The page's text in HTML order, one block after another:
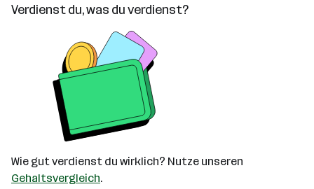
Verdienst du, was du verdienst?
Wie gut verdienst du wirklich? Nutze unseren
Gehaltsvergleich.